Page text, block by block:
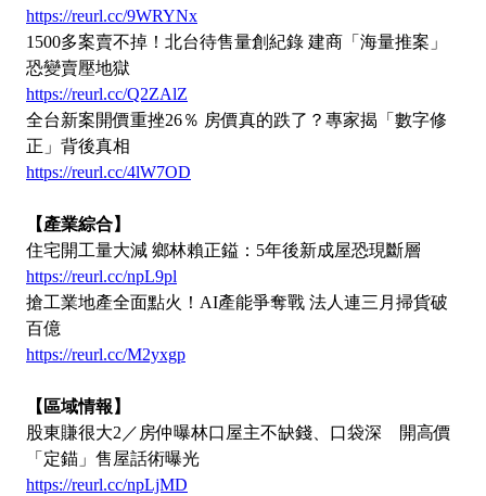
https://reurl.cc/9WRYNx
1500多案賣不掉！北台待售量創紀錄 建商「海量推案」
恐變賣壓地獄
https://reurl.cc/Q2ZAlZ
全台新案開價重挫26％ 房價真的跌了？專家揭「數字修
正」背後真相
https://reurl.cc/4lW7OD
【產業綜合】
住宅開工量大減 鄉林賴正鎰：5年後新成屋恐現斷層
https://reurl.cc/npL9pl
搶工業地產全面點火！AI產能爭奪戰 法人連三月掃貨破
百億
https://reurl.cc/M2yxgp
【區域情報】
股東賺很大2／房仲曝林口屋主不缺錢、口袋深 開高價
「定錨」售屋話術曝光
https://reurl.cc/npLjMD